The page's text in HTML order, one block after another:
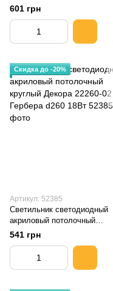
круглый Декора 18340-02
Лабиринт d340 27Вт
601 грн
Скидка до -20%
Артикул: 52385
Светильник светодиодный
акриловый потолочный
круглый Декора 22260-02
Гербера d260 18Вт
541 грн